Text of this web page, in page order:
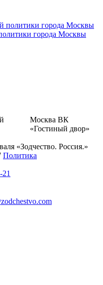
города Москвы
Москва ВК
«Гостиный двор»
«Зодчество. Россия.»
Политика